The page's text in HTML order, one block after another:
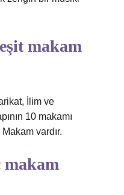
makam
İlim ve
10 makamı
vardır.
makam